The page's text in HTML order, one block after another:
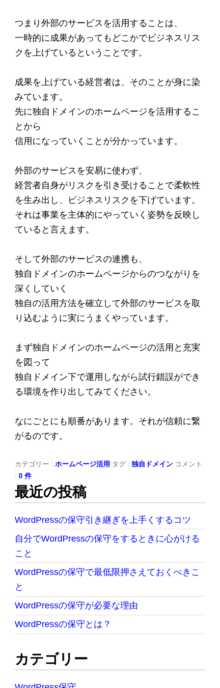
つまり外部のサービスを活用することは、
一時的に成果があってもどこかでビジネスリス
クを上げているということです。
成果を上げている経営者は、そのことが身に染
みています。
先に独自ドメインのホームページを活用するこ
とから
信用になっていくことが分かっています。
外部のサービスを安易に使わず、
経営者自身がリスクを引き受けることで柔軟性
を生み出し、ビジネスリスクを下げています。
それは事業を主体的にやっていく姿勢を反映し
ていると言えます。
そして外部のサービスの連携も、
独自ドメインのホームページからのつながりを
深くしていく
独自の活用方法を確立して外部のサービスを取
り込むように実にうまくやっています。
まず独自ドメインのホームページの活用と充実
を図って
独自ドメイン下で運用しながら試行錯誤ができ
る環境を作り出してみてください。
なにごとにも順番があります。それが信頼に繋
がるのです。
カテゴリー : ホームページ活用 タグ : 独自ドメイン コメント
: 0 件
最近の投稿
WordPressの保守引き継ぎを上手くするコツ
自分でWordPressの保守をするときに心がける
こと
WordPressの保守で最低限押さえておくべきこ
と
WordPressの保守が必要な理由
WordPressの保守とは？
カテゴリー